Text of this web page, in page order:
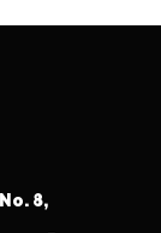
8,